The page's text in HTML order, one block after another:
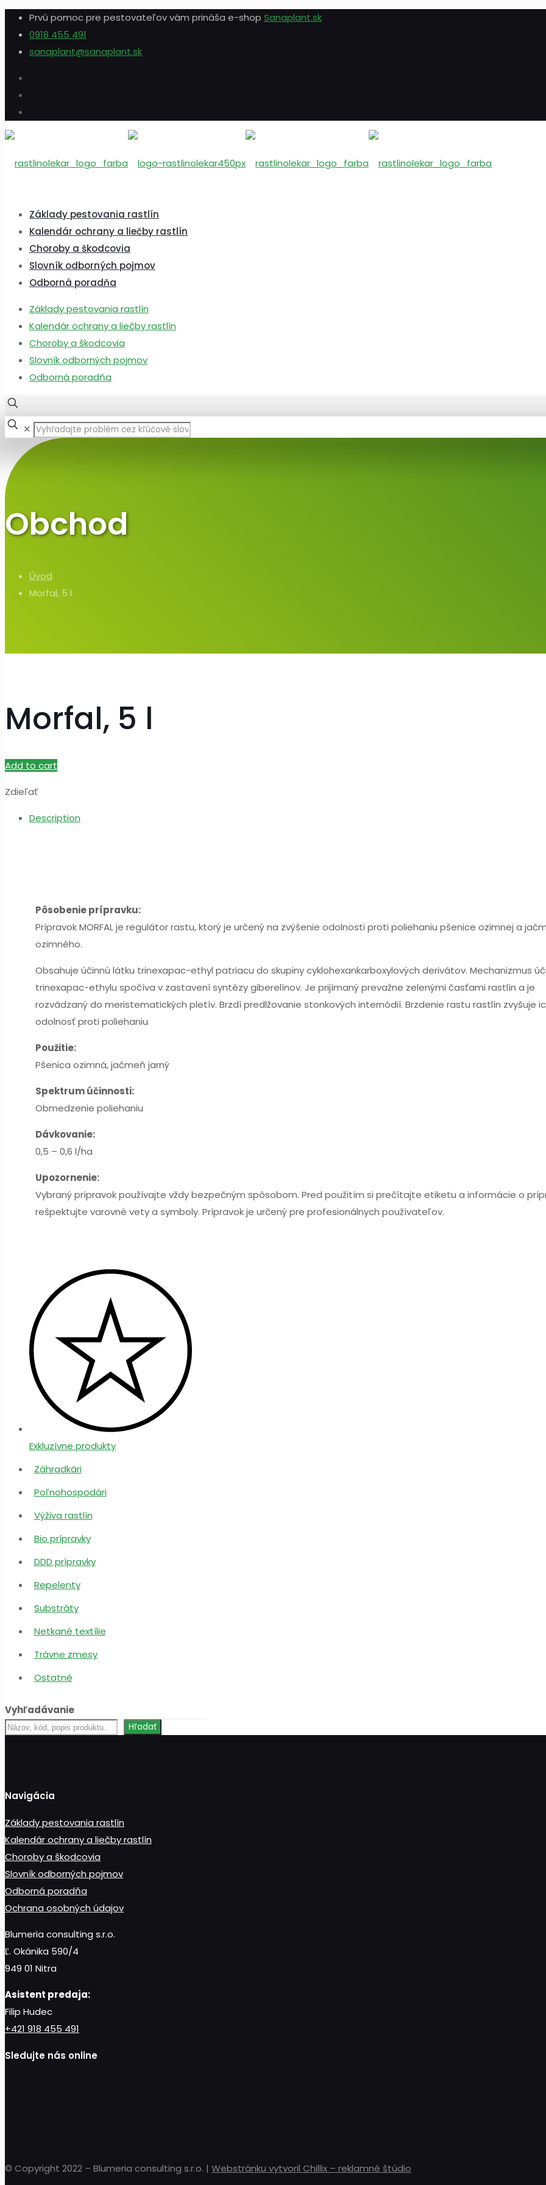
Prvú pomoc pre pestovateľov vám prináša e-shop Sanaplant.sk
0918 455 491
sanaplant@sanaplant.sk
Základy pestovania rastlín
Kalendár ochrany a liečby rastlín
Choroby a škodcovia
Slovník odborných pojmov
Odborná poradňa
Základy pestovania rastlín
Kalendár ochrany a liečby rastlín
Choroby a škodcovia
Slovník odborných pojmov
Odborná poradňa
✕
Obchod
Úvod
Morfal, 5 l
Morfal, 5 l
Add to cart
Zdieľať
Description
Pôsobenie prípravku:
Prípravok MORFAL je regulátor rastu, ktorý je určený na zvýšenie odolnosti proti poliehaniu pšenice ozimnej a
ozimného.
Obsahuje účinnú látku trinexapac-ethyl patriacu do skupiny cyklohexankarboxylových derivátov. Mechanizmus
trinexapac-ethylu spočíva v zastavení syntézy giberelínov. Je prijímaný prevažne zelenými časťami rastlín a je
rozvádzaný do meristematických pletív. Brzdí predlžovanie stonkových internódií. Brzdenie rastu rastlín zvyšuje
odolnosť proti poliehaniu
Použitie:
Pšenica ozimná, jačmeň jarný
Spektrum účinnosti:
Obmedzenie poliehaniu
Dávkovanie:
0,5 – 0,6 l/ha
Upozornenie:
Vybraný prípravok používajte vždy bezpečným spôsobom. Pred použitím si prečítajte etiketu a informácie o
rešpektujte varovné vety a symboly. Prípravok je určený pre profesionálnych používateľov.
Exkluzívne produkty
Záhradkári
Poľnohospodári
Výživa rastlín
Bio prípravky
DDD prípravky
Repelenty
Substráty
Netkané textílie
Trávne zmesy
Ostatné
Vyhľadávanie
Hľadať
Hľadať
Navigácia
Základy pestovania rastlín
Kalendár ochrany a liečby rastlín
Choroby a škodcovia
Slovník odborných pojmov
Odborná poradňa
Ochrana osobných údajov
Blumeria consulting s.r.o.
Ľ. Okánika 590/4
949 01 Nitra
Asistent predaja:
Filip Hudec
+421 918 455 491
Sledujte nás online
© Copyright 2022 – Blumeria consulting s.r.o. | Webstránku vytvoril Chillix – reklamné štúdio